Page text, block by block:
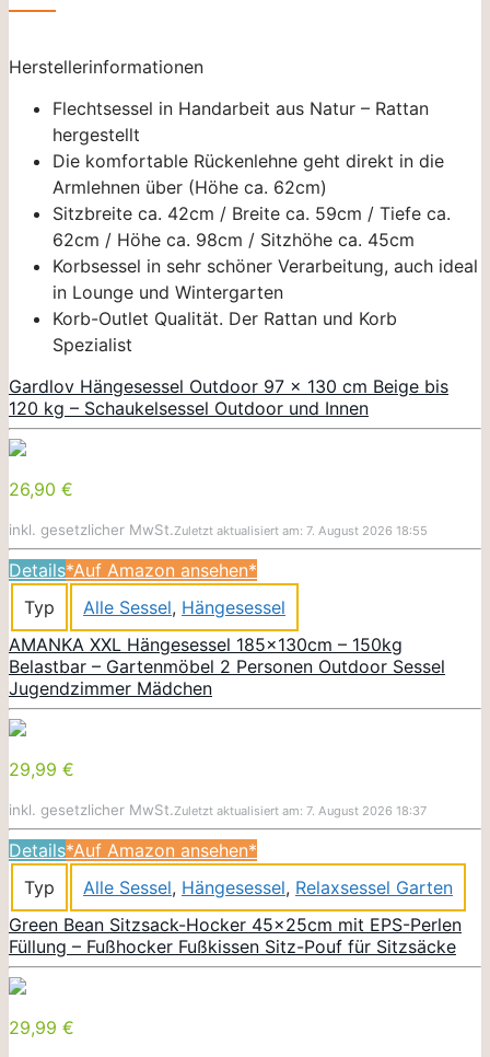
Herstellerinformationen
Flechtsessel in Handarbeit aus Natur – Rattan
hergestellt
Die komfortable Rückenlehne geht direkt in die
Armlehnen über (Höhe ca. 62cm)
Sitzbreite ca. 42cm / Breite ca. 59cm / Tiefe ca.
62cm / Höhe ca. 98cm / Sitzhöhe ca. 45cm
Korbsessel in sehr schöner Verarbeitung, auch ideal
in Lounge und Wintergarten
Korb-Outlet Qualität. Der Rattan und Korb
Spezialist
Gardlov Hängesessel Outdoor 97 x 130 cm Beige bis
120 kg – Schaukelsessel Outdoor und Innen
26,90 €
inkl. gesetzlicher MwSt.Zuletzt aktualisiert am: 7. August 2026 18:55
Details*Auf Amazon ansehen*
Typ
Alle Sessel, Hängesessel
AMANKA XXL Hängesessel 185x130cm – 150kg
Belastbar – Gartenmöbel 2 Personen Outdoor Sessel
Jugendzimmer Mädchen
29,99 €
inkl. gesetzlicher MwSt.Zuletzt aktualisiert am: 7. August 2026 18:37
Details*Auf Amazon ansehen*
Typ
Alle Sessel, Hängesessel, Relaxsessel Garten
Green Bean Sitzsack-Hocker 45x25cm mit EPS-Perlen
Füllung – Fußhocker Fußkissen Sitz-Pouf für Sitzsäcke
29,99 €